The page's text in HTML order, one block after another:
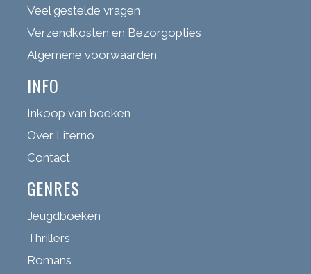
Veel gestelde vragen
Verzendkosten en Bezorgopties
Algemene voorwaarden
INFO
Inkoop van boeken
Over Literno
Contact
GENRES
Jeugdboeken
Thrillers
Romans